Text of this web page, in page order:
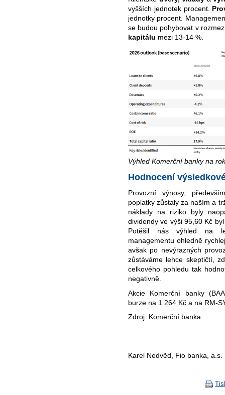
vyšších jednotek procent.
jednotky procent.
se budou pohybovat v
kapitálu mezi 13-14 %.
Výhled Komerční banky na
Hodnocení
Provozní výnosy,
poplatky zůstaly za naším a
náklady na riziko byly
dividendy ve výši 95,60 Kč
Potěšil nás výhled na
managementu ohledně
avšak po nevýrazných
zůstáváme lehce skeptičtí,
celkového pohledu tak
negativně.
Akcie Komerční banky
burze na 1 264 Kč a na RM-
Zdroj: Komerční banka
Karel Nedvěd, Fio banka, a.s.